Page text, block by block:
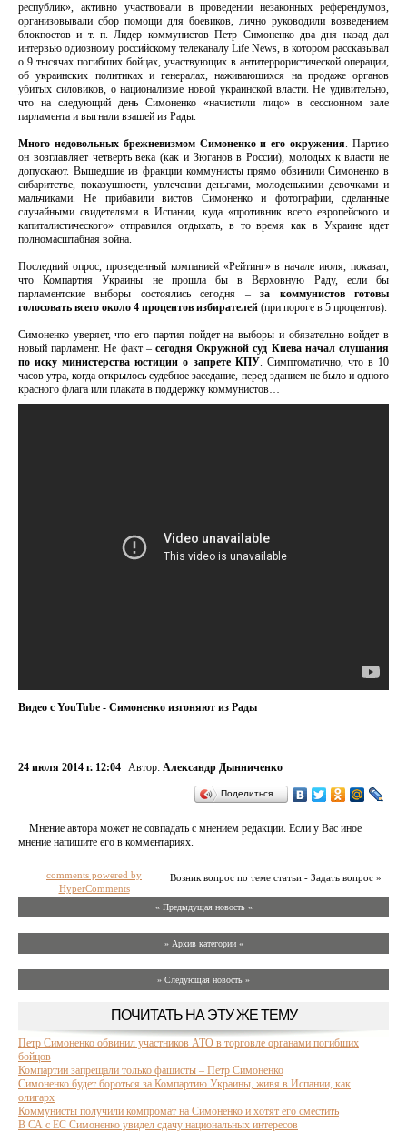
республик», активно участвовали в проведении незаконных референдумов,
организовывали сбор помощи для боевиков, лично руководили возведением
блокпостов и т. п. Лидер коммунистов Петр Симоненко два дня назад дал
интервью одиозному российскому телеканалу Life News, в котором рассказывал
о 9 тысячах погибших бойцах, участвующих в антитеррористической операции,
об украинских политиках и генералах, наживающихся на продаже органов
убитых силовиков, о национализме новой украинской власти. Не удивительно,
что на следующий день Симоненко «начистили лицо» в сессионном зале
парламента и выгнали взашей из Рады.
Много недовольных брежневизмом Симоненко и его окружения. Партию
он возглавляет четверть века (как и Зюганов в России), молодых к власти не
допускают. Вышедшие из фракции коммунисты прямо обвинили Симоненко в
сибаритстве, показушности, увлечении деньгами, молоденькими девочками и
мальчиками. Не прибавили вистов Симоненко и фотографии, сделанные
случайными свидетелями в Испании, куда «противник всего европейского и
капиталистического» отправился отдыхать, в то время как в Украине идет
полномасштабная война.
Последний опрос, проведенный компанией «Рейтинг» в начале июля, показал,
что Компартия Украины не прошла бы в Верховную Раду, если бы
парламентские выборы состоялись сегодня –за коммунистов готовы
голосовать всего около 4 процентов избирателей (при пороге в 5 процентов).
Симоненко уверяет, что его партия пойдет на выборы и обязательно войдет в
новый парламент. Не факт – сегодня Окружной суд Киева начал слушания
по иску министерства юстиции о запрете КПУ. Симптоматично, что в 10
часов утра, когда открылось судебное заседание, перед зданием не было и одного
красного флага или плаката в поддержку коммунистов…
Видео с YouTube - Симоненко изгоняют из Рады
24 июля 2014 г. 12:04 Автор: Александр Дынниченко
Поделиться…
Мнение автора может не совпадать с мнением редакции. Если у Вас иное
мнение напишите его в комментариях.
Возник вопрос по теме статьи - Задать вопрос »
comments powered by
HyperComments
« Предыдущая новость «
» Архив категории «
» Следующая новость »
ПОЧИТАТЬ НА ЭТУ ЖЕ ТЕМУ
Петр Симоненко обвинил участников АТО в торговле органами погибших
бойцов
Компартии запрещали только фашисты – Петр Симоненко
Симоненко будет бороться за Компартию Украины, живя в Испании, как
олигарх
Коммунисты получили компромат на Симоненко и хотят его сместить
В СА с ЕС Симоненко увидел сдачу национальных интересов